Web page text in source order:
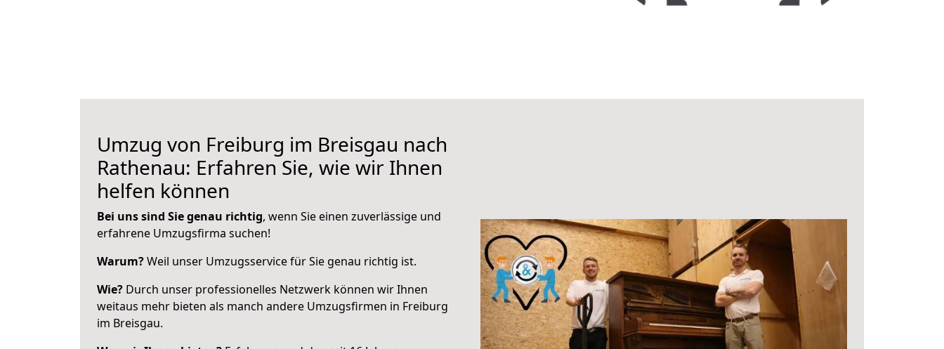
Umzug von Freiburg im Breisgau nach
Rathenau: Erfahren Sie, wie wir Ihnen
helfen können
Bei uns sind Sie genau richtig, wenn Sie einen zuverlässige und
erfahrene Umzugsfirma suchen!
Warum?Weil unser Umzugsservice für Sie genau richtig ist.
Wie? Durch unser professionelles Netzwerk können wir Ihnen
weitaus mehr bieten als manch andere Umzugsfirmen in Freiburg
im Breisgau.